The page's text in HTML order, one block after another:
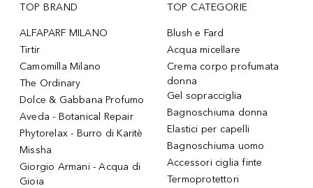
TOP BRAND
ALFAPARF MILANO
Tirtir
Camomilla Milano
The Ordinary
Dolce & Gabbana Profumo
Aveda - Botanical Repair
Phytorelax - Burro di Karitè
Missha
Giorgio Armani - Acqua di
Gioia
TOP CATEGORIE
Blush e Fard
Acqua micellare
Crema corpo profumata
donna
Gel sopracciglia
Bagnoschiuma donna
Elastici per capelli
Bagnoschiuma uomo
Accessori ciglia finte
Termoprotettori